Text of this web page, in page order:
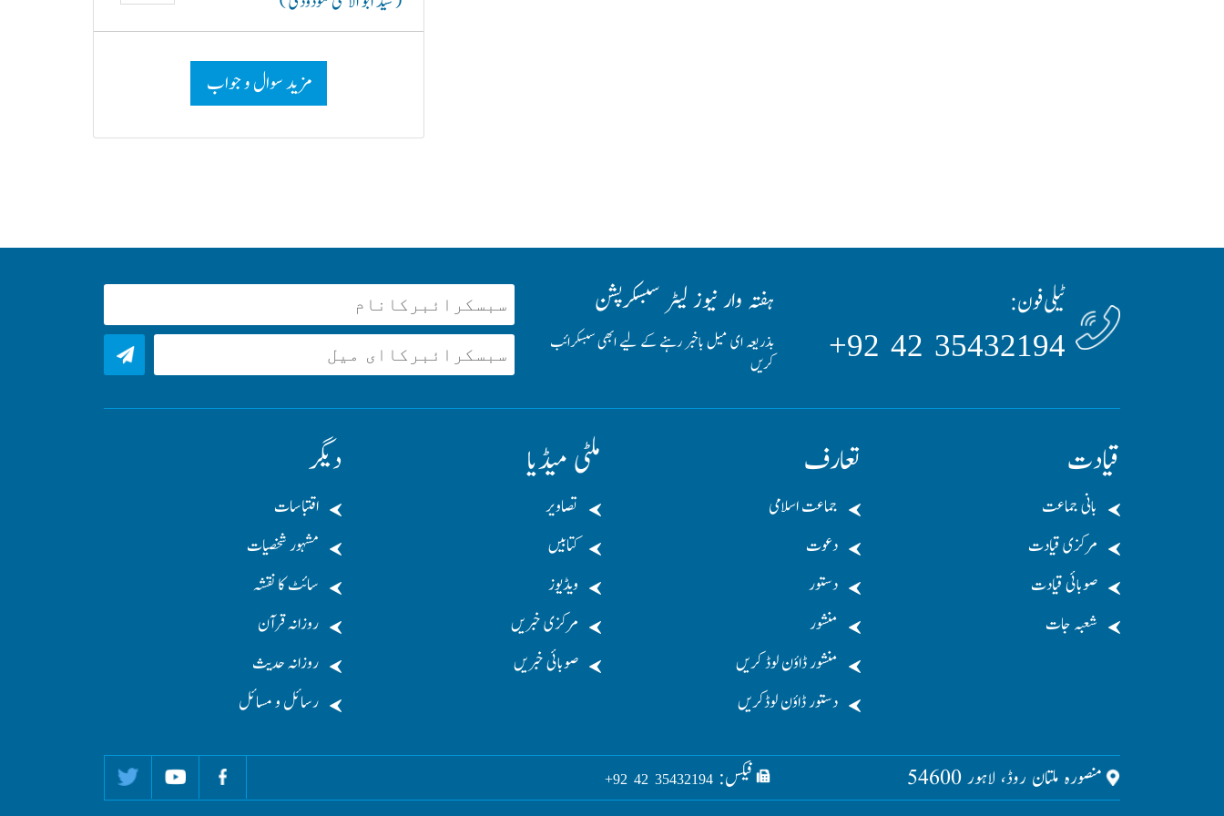
مزید سوال و جواب
ٹیلی فون:
35432194 42 92+
ہفتہ وار نیوز لیٹر سبسکرپشن
بذریعہ ای میل باخبر رہنے کے لیے ابھی سبسکرائب
کریں
قیادت
بانی جماعت
مرکزی قیادت
صوبائی قیادت
شعبہ جات
تعارف
جماعت اسلامی
دعوت
دستور
منشور
منشور ڈاؤن لوڈ کریں
دستور ڈاؤن لوڈکریں
ملٹی میڈیا
تصاویر
کتابیں
ویڈیوز
مرکزی خبریں
صوبائی خبریں
دیگر
اقتباسات
مشہور شخصیات
سائٹ کا نقشہ
روزانہ قرآن
روزانہ حدیث
رسائل و مسائل
منصورہ ملتان روڈ، لاہور 54600 فیکس: 35432194 42 92+